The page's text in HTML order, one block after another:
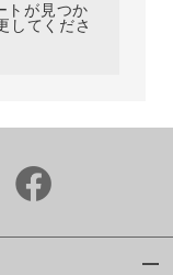
トが見つか
してくださ